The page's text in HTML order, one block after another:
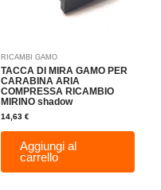
RICAMBI GAMO
TACCA DI MIRA GAMO PER
CARABINA ARIA
COMPRESSA RICAMBIO
MIRINO shadow
14,63€
Aggiungi al
carrello